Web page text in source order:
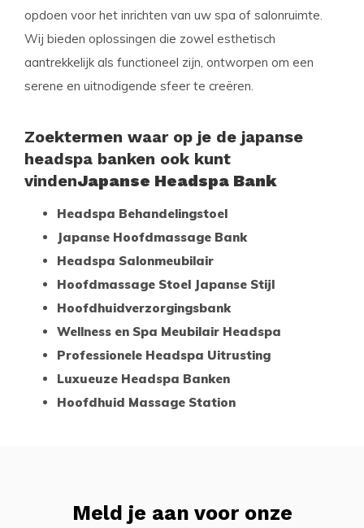
opdoen voor het inrichten van uw spa of salonruimte.
Wij bieden oplossingen die zowel esthetisch
aantrekkelijk als functioneel zijn, ontworpen om een
serene en uitnodigende sfeer te creëren.
Zoektermen waar op je de japanse
headspa banken ook kunt
vindenJapanse Headspa Bank
Headspa Behandelingstoel
Japanse Hoofdmassage Bank
Headspa Salonmeubilair
Hoofdmassage Stoel Japanse Stijl
Hoofdhuidverzorgingsbank
Wellness en Spa Meubilair Headspa
Professionele Headspa Uitrusting
Luxueuze Headspa Banken
Hoofdhuid Massage Station
Meld je aan voor onze